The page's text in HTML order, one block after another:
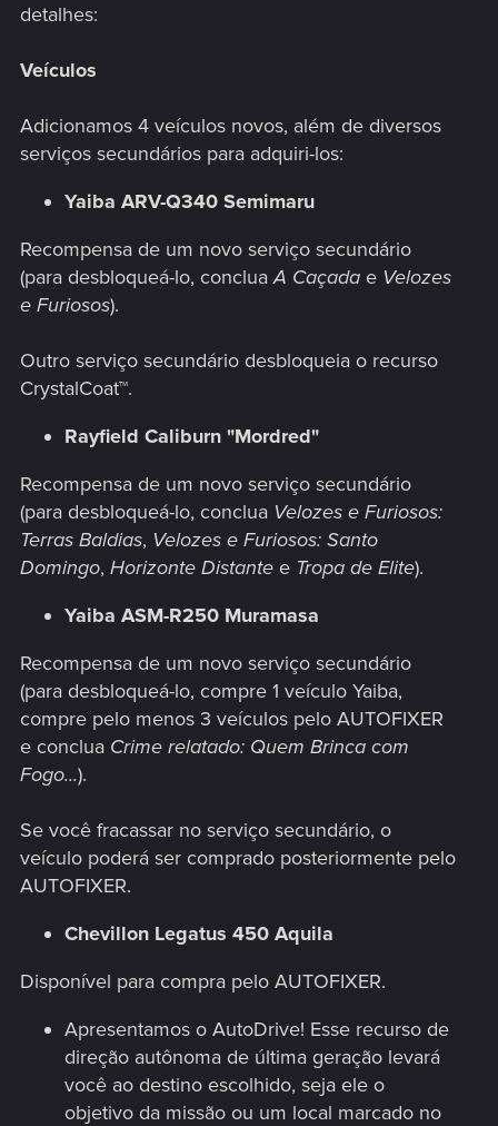
detalhes:
Veículos
Adicionamos 4 veículos novos, além de diversos
serviços secundários para adquiri-los:
Yaiba ARV-Q340 Semimaru
Recompensa de um novo serviço secundário
(para desbloqueá-lo, concluaA Caçada e Velozes
e Furiosos).
Outro serviço secundário desbloqueia o recurso
CrystalCoat™.
Rayfield Caliburn "Mordred"
Recompensa de um novo serviço secundário
(para desbloqueá-lo, conclua Velozes e Furiosos:
Terras Baldias, Velozes e Furiosos: Santo
Domingo, Horizonte Distante e Tropa de Elite).
Yaiba ASM-R250 Muramasa
Recompensa de um novo serviço secundário
(para desbloqueá-lo, compre 1 veículo Yaiba,
compre pelo menos 3 veículos pelo AUTOFIXER
e conclua Crime relatado: Quem Brinca com
Fogo...).
Se você fracassar no serviço secundário, o
veículo poderá ser comprado posteriormente pelo
AUTOFIXER.
Chevillon Legatus 450 Aquila
Disponível para compra pelo AUTOFIXER.
Apresentamos o AutoDrive! Esse recurso de
direção autônoma de última geração levará
você ao destino escolhido, seja ele o
objetivo da missão ou um local marcado no